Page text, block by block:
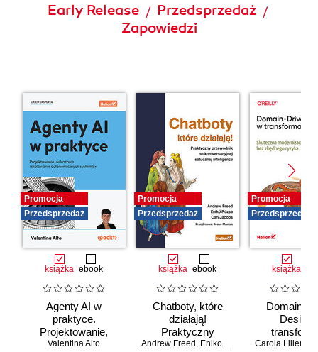
Early Release / Przedsprzedaż /
Zapowiedzi
Promocja
Przedsprzedaż
książka ebook
Agenty AI w
praktyce.
Projektowanie,
wdrażanie i
Valentina Alto
Promocja
Przedsprzedaż
książka ebook
Chatboty, które
działają!
Praktyczny
przewodnik po
Andrew Freed , Eniko Rozsa Cari Jacobs
Promocja
Przedsprzedaż
książka
Domain-
Design
Carola Lilienthal